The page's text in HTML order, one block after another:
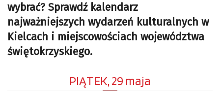
wybrać? Sprawdź kalendarz
najważniejszych wydarzeń kulturalnych w
Kielcach i miejscowościach województwa
świętokrzyskiego.
PIĄTEK, 29 maja